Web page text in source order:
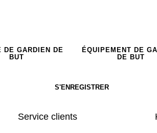
DE GARDIEN DE
BUT
ÉQUIPEMENT DE
DE BUT
Service clients